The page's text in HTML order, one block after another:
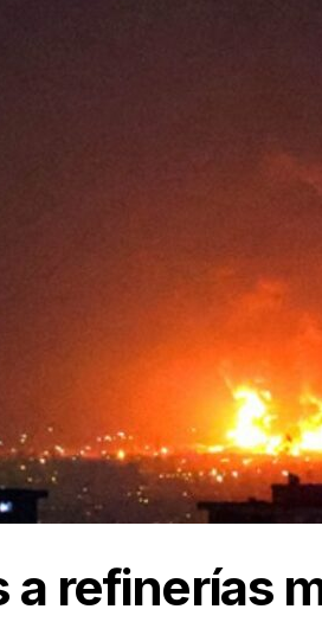
refinerías